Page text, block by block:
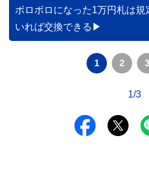
ボロボロになった1万円札は規
いれば交換できる
1 2 3
1/3